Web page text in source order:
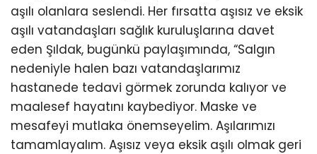
aşılı olanlara seslendi. Her fırsatta aşısız ve eksik
aşılı vatandaşları sağlık kuruluşlarına davet
eden Şıldak, bugünkü paylaşımında, “Salgın
nedeniyle halen bazı vatandaşlarımız
hastanede tedavi görmek zorunda kalıyor ve
maalesef hayatını kaybediyor. Maske ve
mesafeyi mutlaka önemseyelim. Aşılarımızı
tamamlayalım. Aşısız veya eksik aşılı olmak geri